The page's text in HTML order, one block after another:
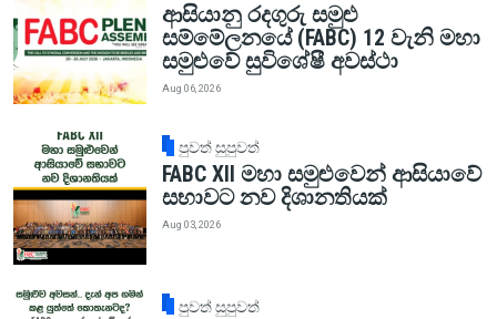
ආසියානු රදගුරු සමුළු
සම්මේලනයේ (FABC) 12 වැනි මහා
සමුළුවේ සුවිශේෂී අවස්ථා
Aug 06, 2026
පුවත් සුපුවත්
FABC XII මහා සමුළුවෙන් ආසියාවේ
සභාවට නව දිශානතියක්
Aug 03, 2026
පුවත් සුපුවත්